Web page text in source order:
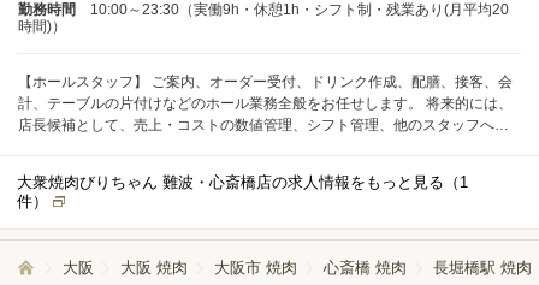
勤務時間
10:00～23:30（実働9h・休憩1h・シフト制・残業あり(月平均20
時間)）
【ホールスタッフ】 ご案内、オーダー受付、ドリンク作成、配膳、接客、会
計、テーブルの片付けなどのホール業務全般をお任せします。 将来的には、
店長候補として、売上・コストの数値管理、シフト管理、他のスタッフへの
大衆焼肉びりちゃん 難波・心斎橋店の求人情報をもっと見る（ 1
件）
大阪 大阪 焼肉 大阪市 焼肉 心斎橋 焼肉 長堀橋駅 焼肉